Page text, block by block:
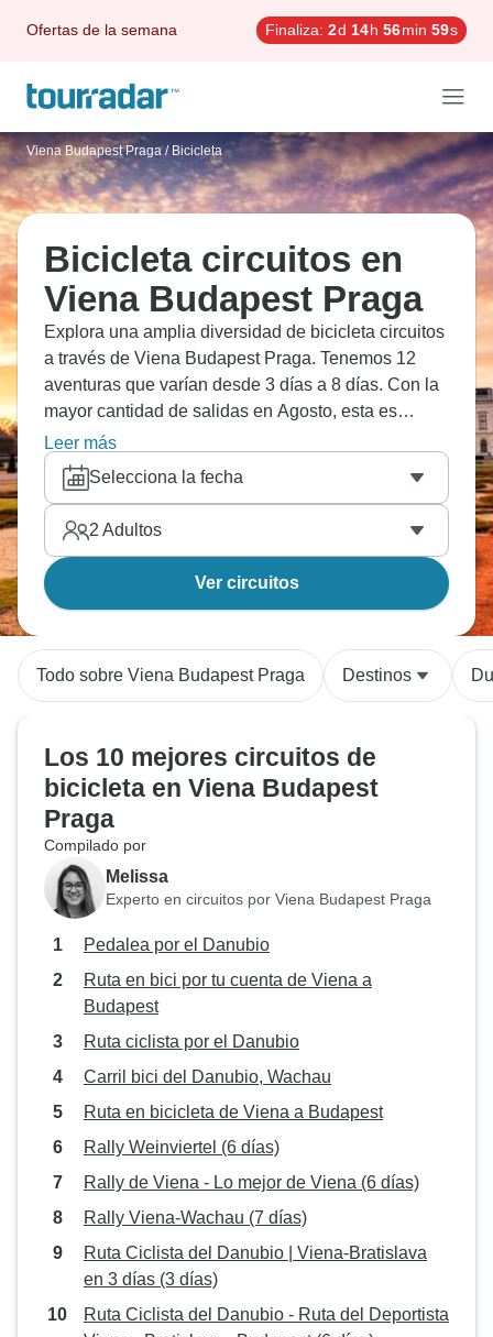
Ofertas de la semana Finaliza: 2d 14h 56min 58s
Viena Budapest Praga / Bicicleta
Bicicleta circuitos en
Viena Budapest Praga
Explora una amplia diversidad de bicicleta circuitos
a través de Viena Budapest Praga. Tenemos 12
aventuras que varían desde 3 días a 8 días. Con la
mayor cantidad de salidas en Agosto, esta es
también la época más popular del año.
Leer más
Selecciona la fecha
2 Adultos
Ver circuitos
Todo sobre Viena Budapest Praga Destinos
Los 10 mejores circuitos de
bicicleta en Viena Budapest
Praga
Compilado por
Melissa
Experto en circuitos por Viena Budapest Praga
Pedalea por el Danubio
Ruta en bici por tu cuenta de Viena a
Budapest
Ruta ciclista por el Danubio
Carril bici del Danubio, Wachau
Ruta en bicicleta de Viena a Budapest
Rally Weinviertel (6 días)
Rally de Viena - Lo mejor de Viena (6 días)
Rally Viena-Wachau (7 días)
Ruta Ciclista del Danubio | Viena-Bratislava
en 3 días (3 días)
Ruta Ciclista del Danubio - Ruta del Deportista